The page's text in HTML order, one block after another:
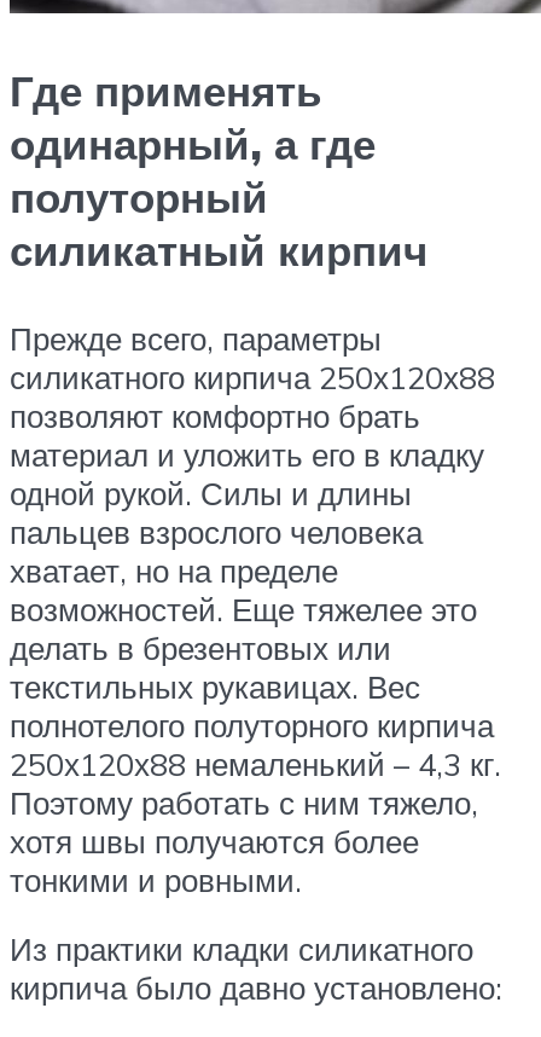
Где применять
одинарный, а где
полуторный
силикатный кирпич
Прежде всего, параметры
силикатного кирпича 250х120х88
позволяют комфортно брать
материал и уложить его в кладку
одной рукой. Силы и длины
пальцев взрослого человека
хватает, но на пределе
возможностей. Еще тяжелее это
делать в брезентовых или
текстильных рукавицах. Вес
полнотелого полуторного кирпича
250х120х88 немаленький – 4,3 кг.
Поэтому работать с ним тяжело,
хотя швы получаются более
тонкими и ровными.
Из практики кладки силикатного
кирпича было давно установлено: